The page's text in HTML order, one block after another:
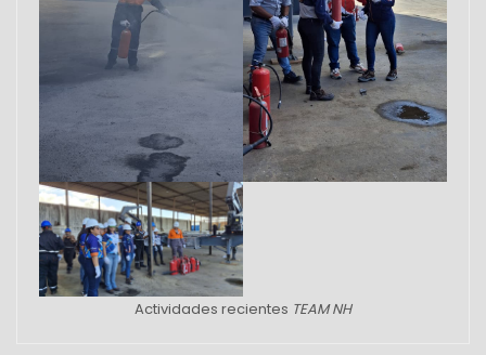
Actividades recientes TEAM NH